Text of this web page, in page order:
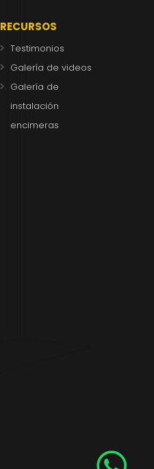
RECURSOS
Testimonios
Galería de videos
Galería de
instalación
encimeras